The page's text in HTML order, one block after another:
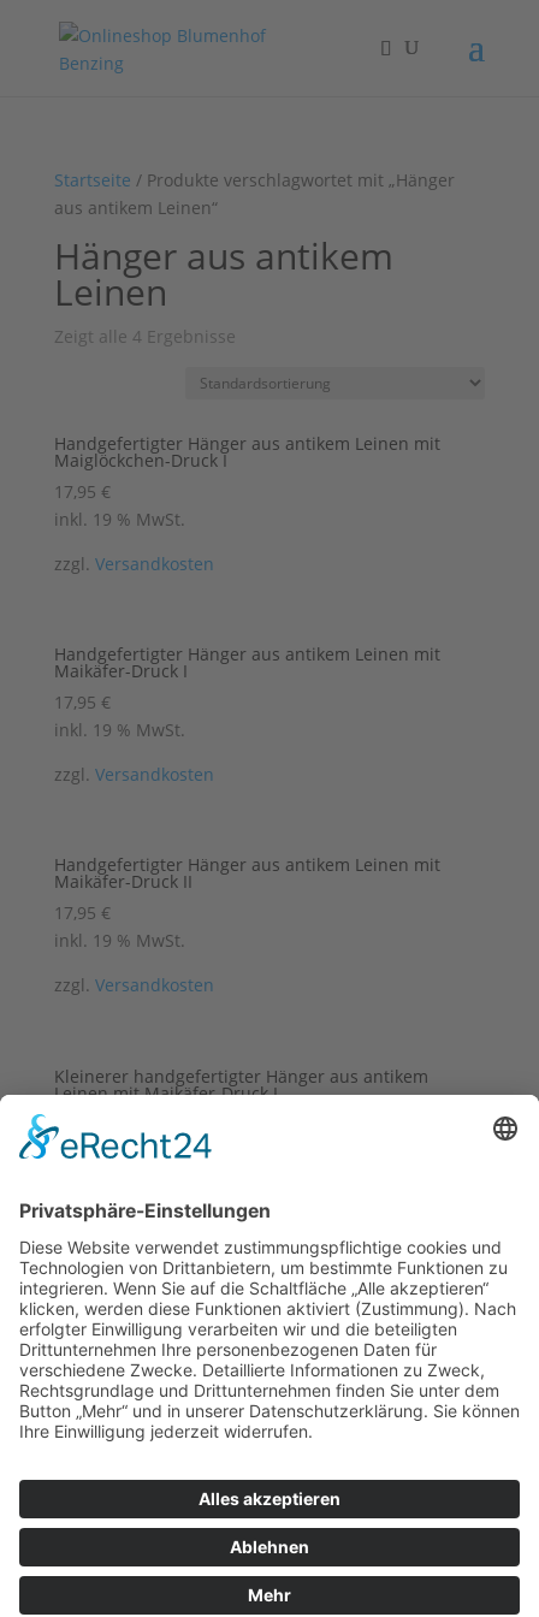
Startseite / Produkte verschlagwortet mit „Hänger
aus antikem Leinen“
Hänger aus antikem
Leinen
Zeigt alle 4 Ergebnisse
Handgefertigter Hänger aus antikem Leinen mit
Maiglöckchen-Druck I
17,95 €
inkl. 19 % MwSt.
zzgl. Versandkosten
Handgefertigter Hänger aus antikem Leinen mit
Maikäfer-Druck I
17,95 €
inkl. 19 % MwSt.
zzgl. Versandkosten
Handgefertigter Hänger aus antikem Leinen mit
Maikäfer-Druck II
17,95 €
inkl. 19 % MwSt.
zzgl. Versandkosten
Kleinerer handgefertigter Hänger aus antikem
Leinen mit Maikäfer-Druck I
11,95
inkl. 19 % MwSt.
© Blumenhof Benzing, 2018
Your cart is empty Return to Shop
To find out your shipping cost , Please
proceed to checkout.
Continue Shopping